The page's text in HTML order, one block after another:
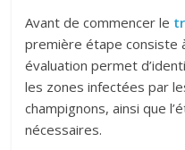
Avant de commencer le
première étape consiste
évaluation permet
les zones infectées par
champignons, ainsi que
nécessaires.